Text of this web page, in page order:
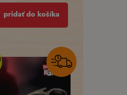
pridať do košíka